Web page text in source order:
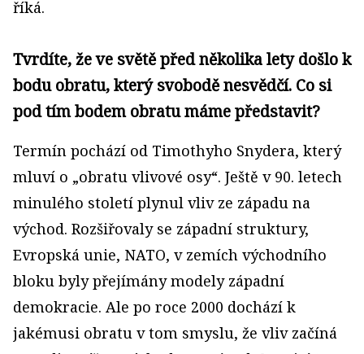
říká.
Tvrdíte, že ve světě před několika lety došlo k
bodu obratu, který svobodě nesvědčí. Co si
pod tím bodem obratu máme představit?
Termín pochází od Timothyho Snydera, který
mluví o „obratu vlivové osy“. Ještě v 90. letech
minulého století plynul vliv ze západu na
východ. Rozšiřovaly se západní struktury,
Evropská unie, NATO, v zemích východního
bloku byly přejímány modely západní
demokracie. Ale po roce 2000 dochází k
jakémusi obratu v tom smyslu, že vliv začíná